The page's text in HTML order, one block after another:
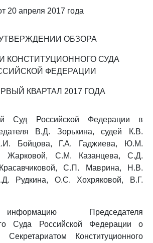
20 апреля 2017 года
ОБЗОРА
КОНСТИТУЦИОННОГО СУДА
ФЕДЕРАЦИИ
КВАРТАЛ 2017 ГОДА
Суд Российской Федерации в
В.Д. Зорькина, судей К.В.
Бойцова, Г.А. Гаджиева, Ю.М.
Жарковой, С.М. Казанцева, С.Д.
С.П. Маврина, Н.В.
Рудкина, О.С. Хохряковой, В.Г.
Председателя
Суда Российской Федерации о
Секретариатом Конституционного